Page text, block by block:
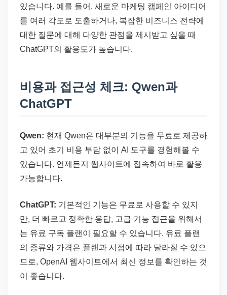
있습니다. 예를 들어, 새로운 마케팅 캠페인 아이디어
를 여러 각도로 도출하거나, 복잡한 비즈니스 전략에
대한 질문에 대해 다양한 관점을 제시받고 싶을 때
ChatGPT의 활용도가 높습니다.
비용과 접근성 체크: Qwen과
ChatGPT
Qwen: 현재 Qwen은 대부분의 기능을 무료로 제공하
고 있어 초기 비용 부담 없이 AI 도구를 경험해볼 수
있습니다. 언제든지 웹사이트에 접속하여 바로 활용
가능합니다.
ChatGPT: 기본적인 기능은 무료로 사용할 수 있지
만, 더 빠르고 정확한 응답, 고급 기능 접근을 위해서
는 유료 구독 플랜이 필요할 수 있습니다. 유료 플랜
의 종류와 가격은 플랜과 시점에 따라 달라질 수 있으
므로, OpenAI 웹사이트에서 최신 정보를 확인하는 것
이 좋습니다.